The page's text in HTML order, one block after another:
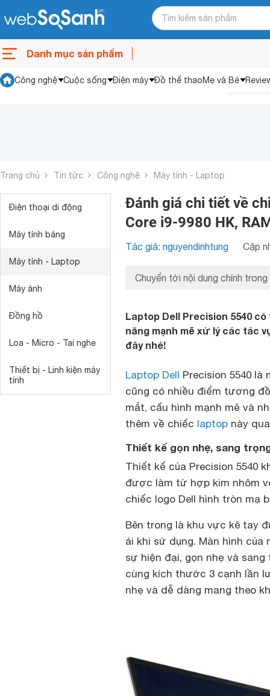
Danh mục sản phẩm
Công nghệ Cuộc sống Điện máy Đồ thể thaoMẹ và Bé
Trang chủ Tin tức Công nghệ Máy tính - Laptop
Điện thoại di động
Máy tính bảng
Máy tính - Laptop
Máy ảnh
Đồng hồ
Loa - Micro - Tai nghe
Thiết bị - Linh kiện máy
tính
Đánh giá chi tiết về
Core i9-9980 HK,
Tác giả: nguyendinhtung Cập
Chuyển tới nội dung chính trong
Laptop Dell Precision 5540
năng mạnh mẽ xử lý các tác
đây nhé!
Laptop Dell Precision 5540 là
cũng có nhiều điểm tương
mắt, cấu hình mạnh mẽ và
thêm về chiếc laptop này
Thiết kế gọn nhẹ, sang
Thiết kế của Precision 5540
được làm từ hợp kim nhôm
chiếc logo Dell hình tròn mạ
Bên trong là khu vực kê tay
ái khi sử dụng. Màn hình
sự hiện đại, gọn nhẹ và
cùng kích thước 3 cạnh lần
nhẹ và dễ dàng mang theo